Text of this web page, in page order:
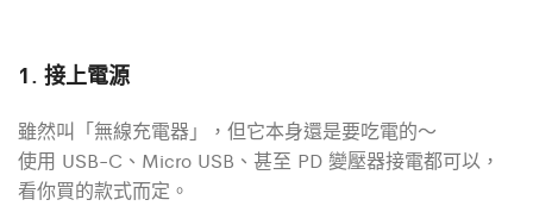
1. 接上電源
雖然叫「無線充電器」，但它本身還是要吃電的～
使用 USB-C、Micro USB、甚至 PD 變壓器接電都可以，
看你買的款式而定。